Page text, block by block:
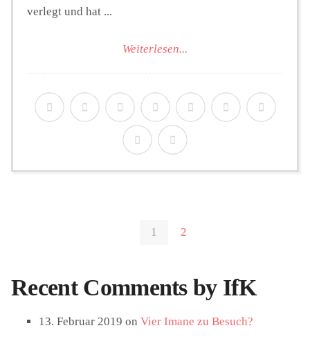
verlegt und hat ...
Weiterlesen...
1 2
Recent Comments by IfK
13. Februar 2019 on Vier Imane zu Besuch?